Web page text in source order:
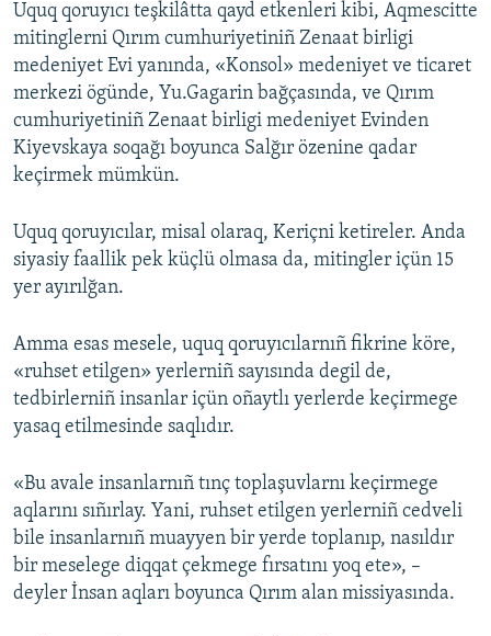
Uquq qoruyıcı teşkilâtta qayd etkenleri kibi, Aqmescitte
mitinglerni Qırım cumhuriyetiniñ Zenaat birligi
medeniyet Evi yanında, «Konsol» medeniyet ve ticaret
merkezi ögünde, Yu.Gagarin bağçasında, ve Qırım
cumhuriyetiniñ Zenaat birligi medeniyet Evinden
Kiyevskaya soqağı boyunca Salğır özenine qadar
keçirmek mümkün.
Uquq qoruyıcılar, misal olaraq, Keriçni ketireler. Anda
siyasiy faallik pek küçlü olmasa da, mitingler içün 15
yer ayırılğan.
Amma esas mesele, uquq qoruyıcılarnıñ fikrine köre,
«ruhset etilgen» yerlerniñ sayısında degil de,
tedbirlerniñ insanlar içün oñaytlı yerlerde keçirmege
yasaq etilmesinde saqlıdır.
«Bu avale insanlarnıñ tınç toplaşuvlarnı keçirmege
aqlarını sıñırlay. Yani, ruhset etilgen yerlerniñ cedveli
bile insanlarnıñ muayyen bir yerde toplanıp, nasıldır
bir meselege diqqat çekmege fırsatını yoq ete», –
deyler İnsan aqları boyunca Qırım alan missiyasında.